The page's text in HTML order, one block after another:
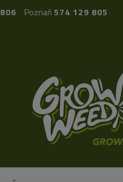
Poznań 574 129 805